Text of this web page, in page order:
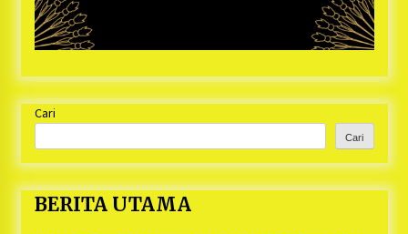
Cari
Cari
BERITA UTAMA